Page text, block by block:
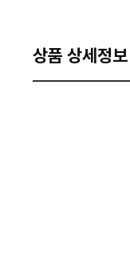
상품 상세정보